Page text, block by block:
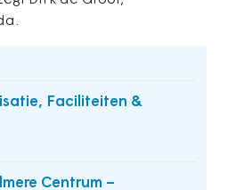
Faciliteiten &
Centrum –